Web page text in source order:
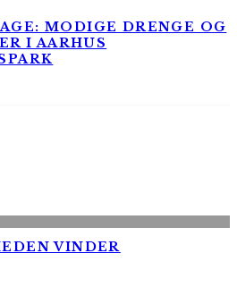
MODIGE DRENGE OG
I AARHUS
VINDER